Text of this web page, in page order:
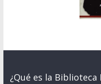
¿Qué es la Biblioteca